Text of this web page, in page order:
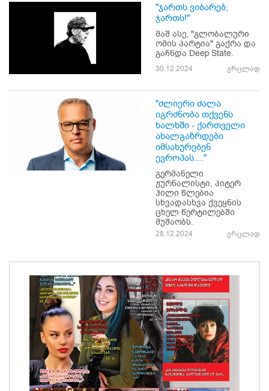
"ჯართს ვიბარებ,
ჯართს!"
მაშ ასე, "გლობალური
ომის პარტია" გაქრა და
გაჩნდა Deep State.
30.12.2024 ვრცლად
"ძლიერი ძალა
იგრძნობა თქვენს
ხალხში - ქართველი
ახალგაზრდები
იმსახურებენ
ევროპას...."
გერმანელი
ჟურნალისტი, პიტერ
ჰილი წლებია
სხვადასხვა ქვეყნის
ცხელ წერტილებში
მუშაობს.
28.12.2024 ვრცლად